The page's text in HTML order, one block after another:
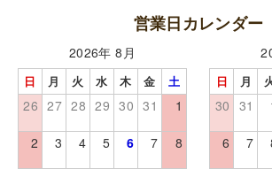
営業日カレンダー
2026年 8月
日 月 火 水 木 金 土
26 27 28 29 30 31 1
2 3 4 5 6 7 8
日 月
30 31
6 7